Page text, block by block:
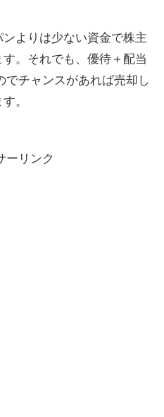
よりは少ない資金で株主
。それでも、優待＋配当
でチャンスがあれば売却し
。
ーリンク